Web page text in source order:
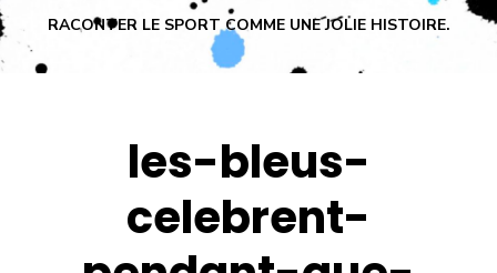
RACONTER LE SPORT COMME UNE JOLIE HISTOIRE.
les-bleus-
celebrent-